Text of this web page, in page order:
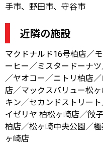
手市、野田市、守谷市
近隣の施設
マクドナルド16号柏店／
ーヒー／ミスタードーナ
／ヤオコー／ニトリ柏店
店／マックスバリュー松
キン／セカンドストリー
イゼリヤ 柏松ヶ崎店／餃
柏店／松ヶ崎中央公園／
ヶ崎店